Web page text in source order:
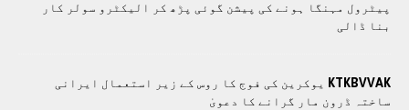
پیٹرول مہنگا ہونے کی پیشن گوئی پڑھ کر الیکٹرو سولر کار
بنا ڈالی
KTKBVVAK یوکرین کی فوج کا روس کے زیر استعمال ایرانی
ساختہ ڈرون مار گرانے کا دعویٰ